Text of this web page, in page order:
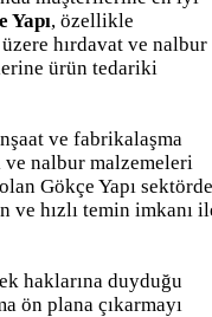
Yapı, özellikle
hırdavat ve nalbur
ürün tedariki
ve fabrikalaşma
ve nalbur malzemeleri
Gökçe Yapı sektörde
ve hızlı temin imkanı
haklarına duyduğu
ön plana çıkarmayı